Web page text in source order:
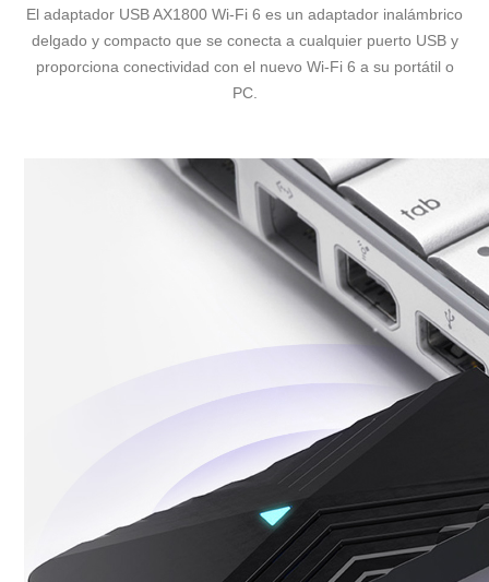
El adaptador USB AX1800 Wi-Fi 6 es un adaptador inalámbrico
delgado y compacto que se conecta a cualquier puerto USB y
proporciona conectividad con el nuevo Wi-Fi 6 a su portátil o
PC.